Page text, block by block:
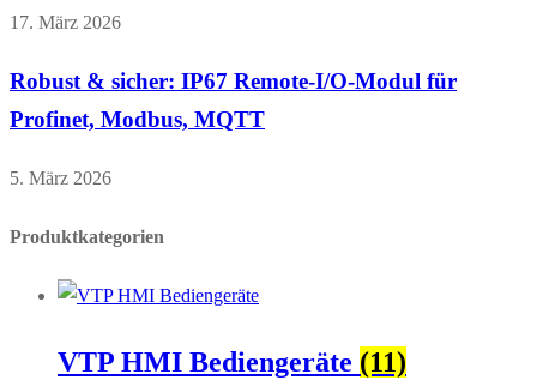
17. März 2026
Robust & sicher: IP67 Remote-I/O-Modul für
Profinet, Modbus, MQTT
5. März 2026
Produktkategorien
VTP HMI Bediengeräte (11)